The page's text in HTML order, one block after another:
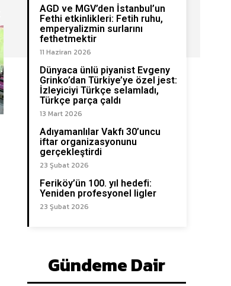
AGD ve MGV’den İstanbul’un
Fethi etkinlikleri: Fetih ruhu,
emperyalizmin surlarını
fethetmektir
11 Haziran 2026
Dünyaca ünlü piyanist Evgeny
Grinko’dan Türkiye’ye özel jest:
İzleyiciyi Türkçe selamladı,
Türkçe parça çaldı
13 Mart 2026
Adıyamanlılar Vakfı 30’uncu
iftar organizasyonunu
gerçekleştirdi
23 Şubat 2026
Feriköy’ün 100. yıl hedefi:
Yeniden profesyonel ligler
23 Şubat 2026
Gündeme Dair